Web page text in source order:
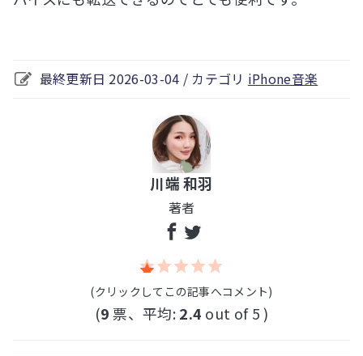
最終更新日 2026-03-04 / カテゴリ iPhone音楽
川端 和羽
著者
(クリックしてこの記事へコメント)
(9票、平均:2.4 out of 5 )